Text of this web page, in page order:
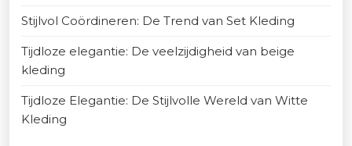
Stijlvol Coördineren: De Trend van Set Kleding
Tijdloze elegantie: De veelzijdigheid van beige
kleding
Tijdloze Elegantie: De Stijlvolle Wereld van Witte
Kleding